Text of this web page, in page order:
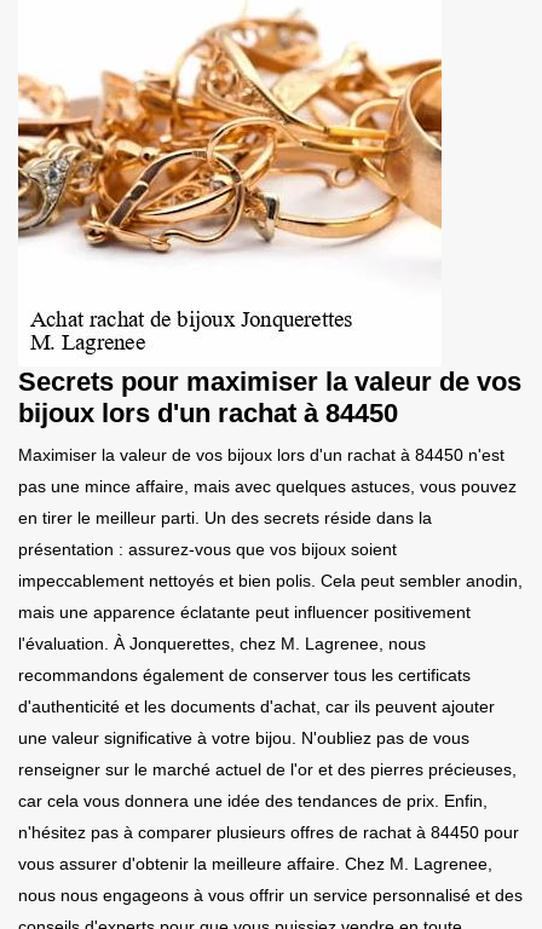
Secrets pour maximiser la valeur de vos
bijoux lors d'un rachat à 84450
Maximiser la valeur de vos bijoux lors d'un rachat à 84450 n'est
pas une mince affaire, mais avec quelques astuces, vous pouvez
en tirer le meilleur parti. Un des secrets réside dans la
présentation : assurez-vous que vos bijoux soient
impeccablement nettoyés et bien polis. Cela peut sembler anodin,
mais une apparence éclatante peut influencer positivement
l'évaluation. À Jonquerettes, chez M. Lagrenee, nous
recommandons également de conserver tous les certificats
d'authenticité et les documents d'achat, car ils peuvent ajouter
une valeur significative à votre bijou. N'oubliez pas de vous
renseigner sur le marché actuel de l'or et des pierres précieuses,
car cela vous donnera une idée des tendances de prix. Enfin,
n'hésitez pas à comparer plusieurs offres de rachat à 84450 pour
vous assurer d'obtenir la meilleure affaire. Chez M. Lagrenee,
nous nous engageons à vous offrir un service personnalisé et des